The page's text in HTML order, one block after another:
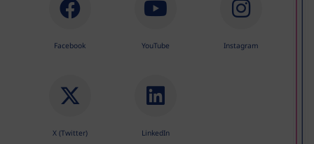
Facebook YouTube Instagram
X (Twitter) LinkedIn